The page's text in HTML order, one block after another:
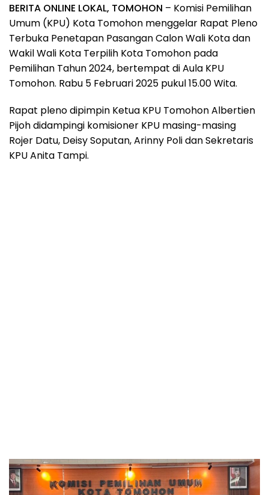
BERITA ONLINE LOKAL, TOMOHON – Komisi Pemilihan
Umum (KPU) Kota Tomohon menggelar Rapat Pleno
Terbuka Penetapan Pasangan Calon Wali Kota dan
Wakil Wali Kota Terpilih Kota Tomohon pada
Pemilihan Tahun 2024, bertempat di Aula KPU
Tomohon. Rabu 5 Februari 2025 pukul 15.00 Wita.
Rapat pleno dipimpin Ketua KPU Tomohon Albertien
Pijoh didampingi komisioner KPU masing-masing
Rojer Datu, Deisy Soputan, Arinny Poli dan Sekretaris
KPU Anita Tampi.